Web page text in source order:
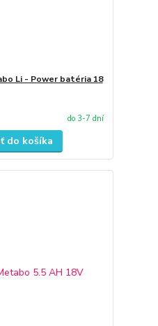
Li - Power batéria 18
do 3-7 dní
do košíka